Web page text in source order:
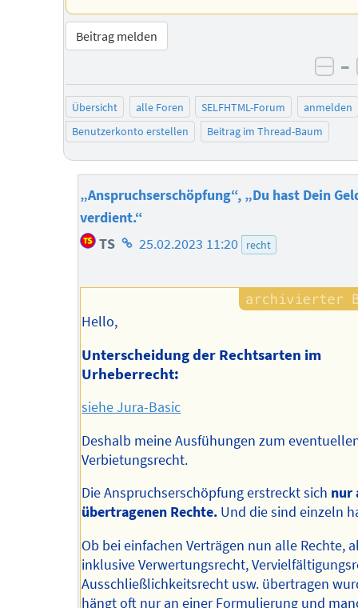
Beitrag melden
–
Übersicht alle Foren SELFHTML-Forum
anmelden
Benutzerkonto erstellen
Beitrag im Thread-Baum
„Anspruchserschöpfung“, „Du hast Dein
verdient.“
TS Homepage
Autors
25.02.2023 11:20 recht
Hello,
Unterscheidung der Rechtsarten im
Urheberrecht:
siehe Jura-Basic
Deshalb meine Ausfühungen zum
Verbietungsrecht.
Die Anspruchserschöpfung erstreckt sich nur
übertragenen Rechte. Und die sind einzeln
Ob bei einfachen Verträgen nun alle Rechte,
inklusive Verwertungsrecht,
Ausschließlichkeitsrecht usw. übertragen
hängt oft nur an einer Formulierung und